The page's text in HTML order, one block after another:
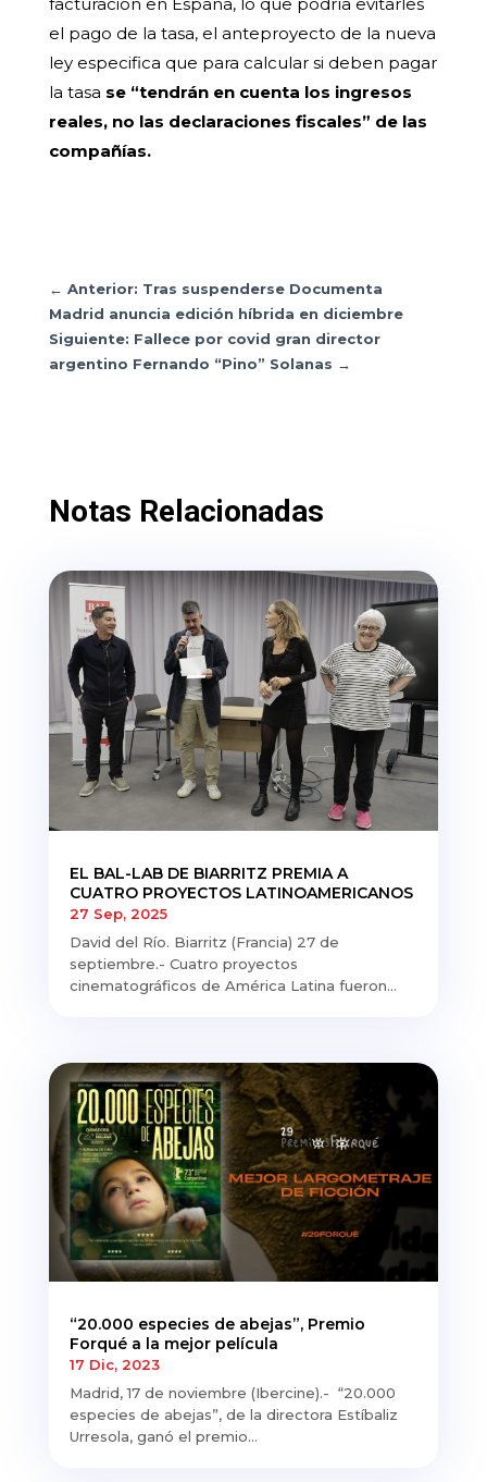
el pago de la tasa, el anteproyecto de la nueva
ley especifica que para calcular si deben pagar
la tasa se “tendrán en cuenta los ingresos
reales, no las declaraciones fiscales” de las
compañías.
← Anterior: Tras suspenderse Documenta
Madrid anuncia edición híbrida en diciembre
Siguiente: Fallece por covid gran director
argentino Fernando “Pino” Solanas →
Notas Relacionadas
EL BAL-LAB DE BIARRITZ PREMIA A
CUATRO PROYECTOS LATINOAMERICANOS
27 Sep, 2025
David del Río. Biarritz (Francia) 27 de
septiembre.- Cuatro proyectos
cinematográficos de América Latina fueron...
“20.000 especies de abejas”, Premio
Forqué a la mejor película
17 Dic, 2023
Madrid, 17 de noviembre (Ibercine).- “20.000
especies de abejas”, de la directora Estíbaliz
Urresola, ganó el premio...